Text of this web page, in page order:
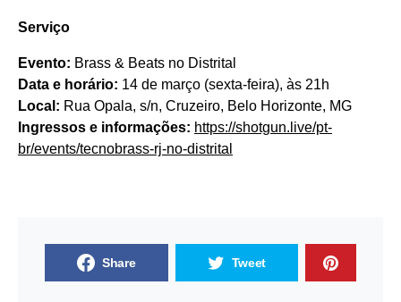
Serviço
Evento: Brass & Beats no Distrital
Data e horário: 14 de março (sexta-feira), às 21h
Local: Rua Opala, s/n, Cruzeiro, Belo Horizonte, MG
Ingressos e informações: https://shotgun. live/pt-
br/events/tecnobrass-rj-no-distrital
Share Tweet